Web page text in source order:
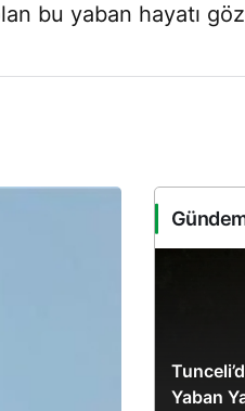
bu yaban hayatı
Yaban